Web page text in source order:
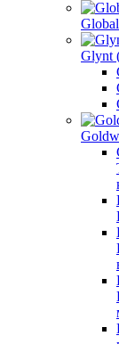
Glynt